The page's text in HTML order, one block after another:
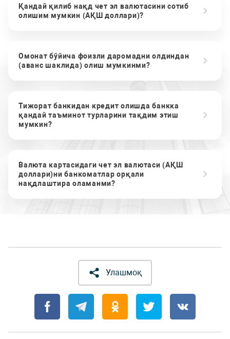
Қандай қилиб нақд чет эл валютасини сотиб
олишим мумкин (АҚШ доллари)?
Омонат бўйича фоизли даромадни олдиндан
(аванс шаклида) олиш мумкинми?
Тижорат банкидан кредит олишда банкка
қандай таъминот турларини тақдим этиш
мумкин?
Валюта картасидаги чет эл валютаси (АҚШ
доллари)ни банкоматлар орқали
нақдлаштира оламанми?
Улашмоқ